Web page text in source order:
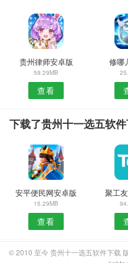
贵州律师安卓版
59.29MB
查看
修哪
下载了贵州十一选五软
安平便民网安卓版
15.29MB
查看
聚工
© 2010 至今 贵州十一选五软件下载